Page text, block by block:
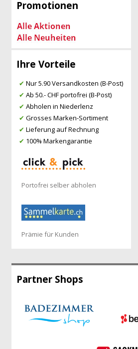
Promotionen
Ihre Vorteile
✔ Nur 5.90 Versandkosten (B-Post)
✔ Ab 50.- CHF portofrei (B-Post)
✔ Abholen in Niederlenz
✔ Grosses Marken-Sortiment
✔ Lieferung auf Rechnung
✔ 100% Markengarantie
Portofrei selber abholen
Prämie für Kunden
Partner Shops